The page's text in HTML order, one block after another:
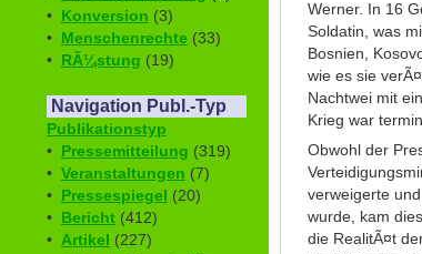
• Konversion (3)
• Menschenrechte (33)
• RÃ¼stung (19)
Navigation Publ.-Typ
Publikationstyp
• Pressemitteilung (319)
• Veranstaltungen (7)
• Pressespiegel (20)
• Bericht (412)
• Artikel (227)
Werner. In 16
Soldatin, was
Bosnien,
wie es sie
Nachtwei mit
Krieg war
Obwohl der
verweigerte
wurde, kam
die RealitÃ¤t